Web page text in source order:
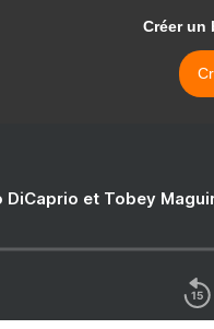
Créer un
DiCaprio et Tobey